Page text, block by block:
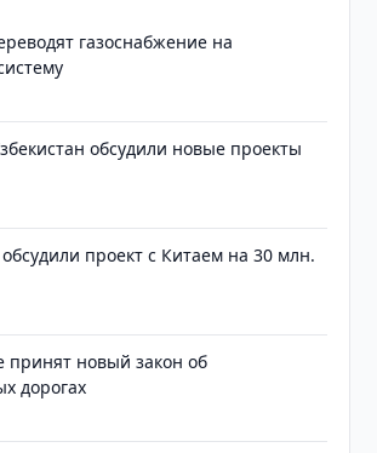
газоснабжение на
обсудили новые проекты
проект с Китаем на 30 млн.
принят новый закон об
дорогах